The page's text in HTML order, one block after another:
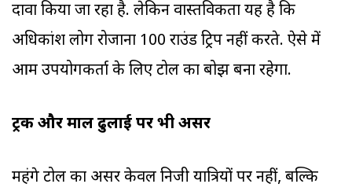
दावा किया जा रहा है. लेकिन वास्तविकता यह है कि
अधिकांश लोग रोजाना 100 राउंड ट्रिप नहीं करते. ऐसे में
आम उपयोगकर्ता के लिए टोल का बोझ बना रहेगा.
ट्रक और माल ढुलाई पर भी असर
महंगे टोल का असर केवल निजी यात्रियों पर नहीं, बल्कि